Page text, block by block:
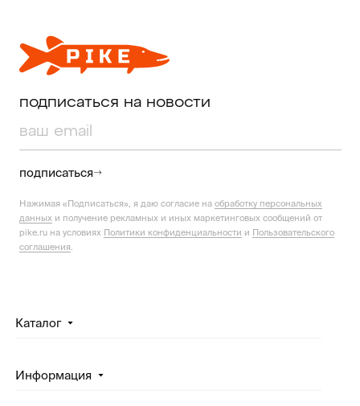
подписаться на новости
подписаться
Нажимая «Подписаться», я даю согласие на обработку персональных
данных и получение рекламных и иных маркетинговых сообщений от
pike.ru на условиях Политики конфиденциальности и Пользовательского
соглашения
Каталог
Информация